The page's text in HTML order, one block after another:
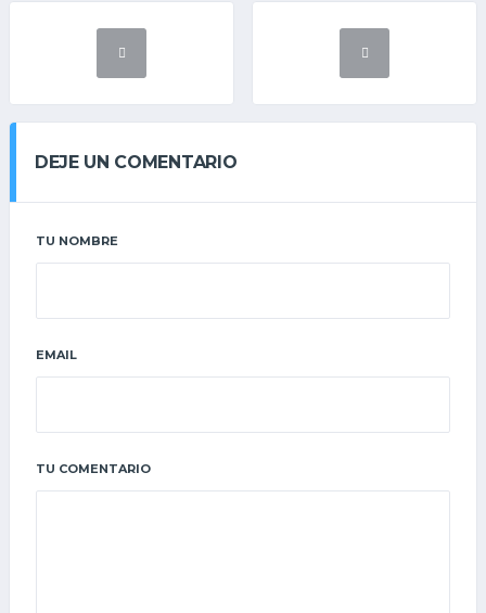
DEJE UN COMENTARIO
TU NOMBRE
EMAIL
TU COMENTARIO